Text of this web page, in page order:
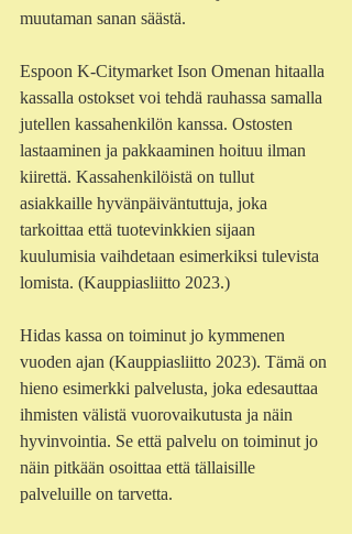
muutaman sanan säästä.
Espoon K-Citymarket Ison Omenan hitaalla
kassalla ostokset voi tehdä rauhassa samalla
jutellen kassahenkilön kanssa. Ostosten
lastaaminen ja pakkaaminen hoituu ilman
kiirettä. Kassahenkilöistä on tullut
asiakkaille hyvänpäiväntuttuja, joka
tarkoittaa että tuotevinkkien sijaan
kuulumisia vaihdetaan esimerkiksi tulevista
lomista. (Kauppiasliitto 2023.)
Hidas kassa on toiminut jo kymmenen
vuoden ajan (Kauppiasliitto 2023). Tämä on
hieno esimerkki palvelusta, joka edesauttaa
ihmisten välistä vuorovaikutusta ja näin
hyvinvointia. Se että palvelu on toiminut jo
näin pitkään osoittaa että tällaisille
palveluille on tarvetta.